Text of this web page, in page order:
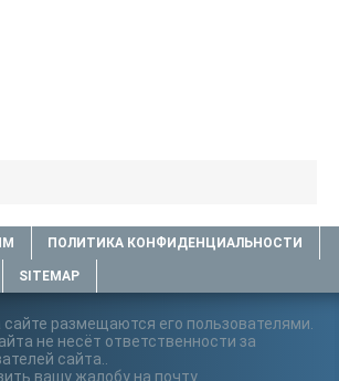
ПОЛИТИКА КОНФИДЕНЦИАЛЬНОСТИ
SITEMAP
размещаются его пользователями.
не несёт ответственности за
сайта..
вашу жалобу на почту